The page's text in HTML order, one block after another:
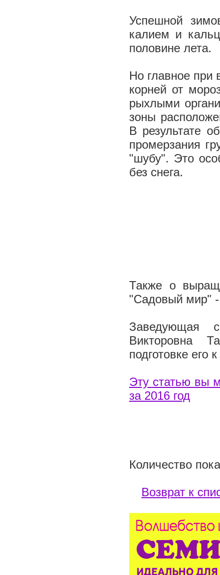
Успешной
калием и
половине лета.
Но главное при
корней от
рыхлыми
зоны
В результате
промерзания
"шубу". Это
без снега.
Также о
"Садовый мир"
Заведующая
Викторовна
подготовке его
Эту статью вы
за 2016 год
Количество
Возврат к